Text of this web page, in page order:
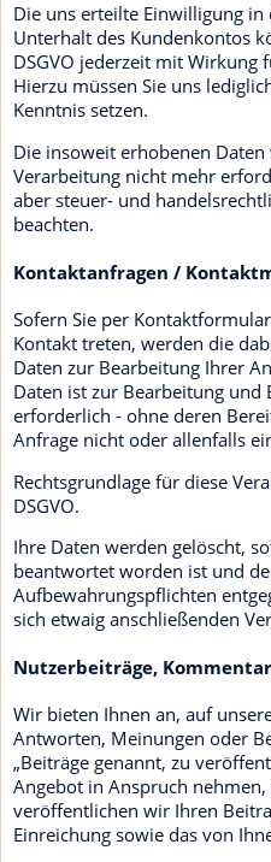
Die uns erteilte Einwilligung
Unterhalt des Kundenkontos
DSGVO jederzeit mit
Hierzu müssen Sie uns
Kenntnis setzen.
Die insoweit erhobenen
Verarbeitung nicht mehr
aber steuer- und
beachten.
Kontaktanfragen /
Sofern Sie per
Kontakt treten, werden die
Daten zur Bearbeitung Ihrer
Daten ist zur Bearbeitung
erforderlich - ohne deren
Anfrage nicht oder allenfalls
Rechtsgrundlage für diese
DSGVO.
Ihre Daten werden gelöscht,
beantwortet worden ist und
Aufbewahrungspflichten
sich etwaig anschließenden
Nutzerbeiträge,
Wir bieten Ihnen an, auf
Antworten, Meinungen oder
„Beiträge genannt, zu
Angebot in Anspruch
veröffentlichen wir Ihren
Einreichung sowie das von